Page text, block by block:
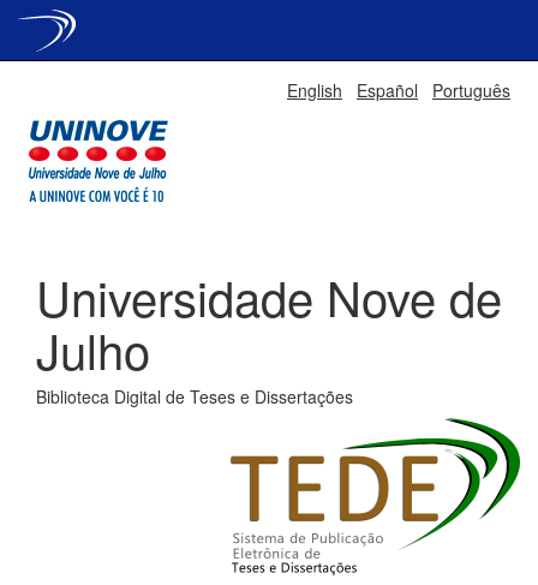
English Español Português
Universidade Nove de
Julho
Biblioteca Digital de Teses e Dissertações